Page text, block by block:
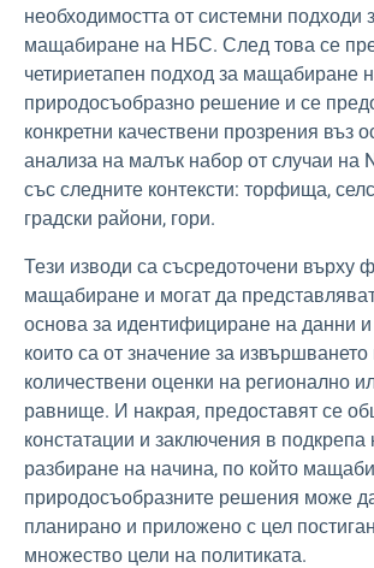
необходимостта от системни подходи
мащабиране на НБС. След това се
четириетапен подход за мащабиране
природосъобразно решение и се
конкретни качествени прозрения въз
анализа на малък набор от случаи на
със следните контексти: торфища,
градски райони, гори.
Тези изводи са съсредоточени върху
мащабиране и могат да
основа за идентифициране на данни
които са от значение за извършването
количествени оценки на регионално
равнище. И накрая, предоставят се
констатации и заключения в подкрепа
разбиране на начина, по който
природосъобразните решения може
планирано и приложено с цел
множество цели на политиката.